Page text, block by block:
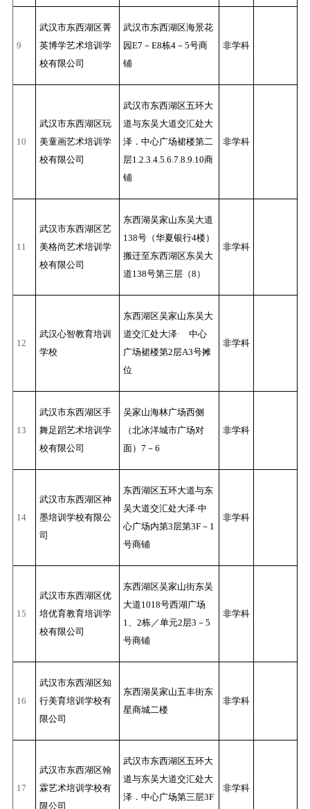
9
武汉市东西湖区菁
英博学艺术培训学
校有限公司
武汉市东西湖区海景花
园E7－E8栋4－5号商
铺
非学科
10
武汉市东西湖区玩
美童画艺术培训学
校有限公司
武汉市东西湖区五环大
道与东吴大道交汇处大
泽．中心广场裙楼第二
层1.2.3.4.5.6.7.8.9.10商
铺
非学科
11
武汉市东西湖区艺
美格尚艺术培训学
校有限公司
东西湖吴家山东吴大道
138号（华夏银行4楼）
搬迁至东西湖区东吴大
道138号第三层（8）
非学科
12
武汉心智教育培训
学校
东西湖区吴家山东吴大
道交汇处大泽· 中心
广场裙楼第2层A3号摊
位
非学科
13
武汉市东西湖区手
舞足蹈艺术培训学
校有限公司
吴家山海林广场西侧
（北冰洋城市广场对
面）7－6
非学科
14
武汉市东西湖区神
墨培训学校有限公
司
东西湖区五环大道与东
吴大道交汇处大泽·中
心广场内第3层第3F－1
号商铺
非学科
15
武汉市东西湖区优
培优育教育培训学
校有限公司
东西湖区吴家山街东吴
大道1018号西湖广场
1、2栋／单元2层3－5
号商铺
非学科
16
武汉市东西湖区知
行美育培训学校有
限公司
东西湖吴家山五丰街东
星商城二楼
非学科
17
武汉市东西湖区翰
霖艺术培训学校有
限公司
武汉市东西湖区五环大
道与东吴大道交汇处大
泽．中心广场第三层3F
非学科